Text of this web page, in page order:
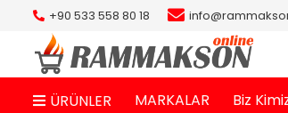
+90 533 558 80 18
ÜRÜNLER MARKALAR Biz